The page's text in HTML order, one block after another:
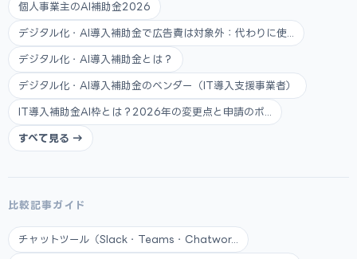
個人事業主のAI補助金2026
デジタル化・AI導入補助金で広告費は対象外：代わりに使...
デジタル化・AI導入補助金とは？
デジタル化・AI導入補助金のベンダー（IT導入支援事業者）
IT導入補助金AI枠とは？2026年の変更点と申請のポ...
すべて見る →
比較記事ガイド
チャットツール（Slack・Teams・Chatwor...